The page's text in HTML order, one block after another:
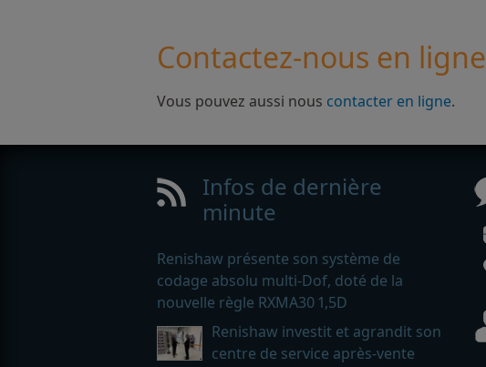
Contactez-nous en ligne
Vous pouvez aussi nous contacter en ligne.
Infos de dernière
minute
Renishaw présente son système de
codage absolu multi-Dof, doté de la
nouvelle règle RXMA30 1,5D
Renishaw investit et agrandit son
centre de service après-vente